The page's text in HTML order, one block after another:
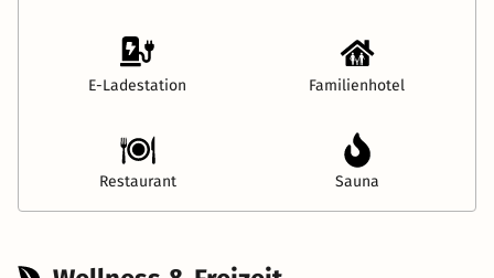
E-Ladestation Familienhotel
Restaurant Sauna